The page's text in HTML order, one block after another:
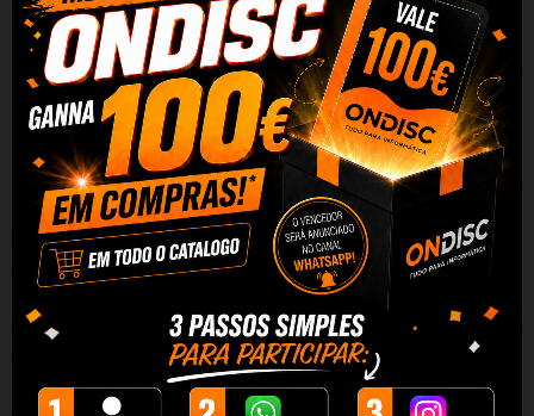
Até 16 modos de medição
A versatilidade é um dos grandes pontos fortes
deste modelo. Você tem acesso a até 16 modos
de medição, permitindo adaptar facilmente a
operação do dispositivo a uma tarefa específica.
Quer se trate de uma medição rápida de
distâncias, cálculos mais complexos ou
trabalhos relacionados com o planeamento de
interiores e instalações, o telêmetro ajuda-o a
trabalhar de forma eficiente e precisa. O design